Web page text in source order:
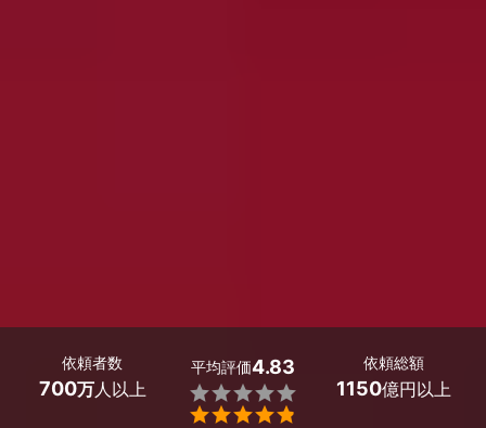
依頼者数
700万人以上
平均評価4.83


依頼総額
1150億円以上